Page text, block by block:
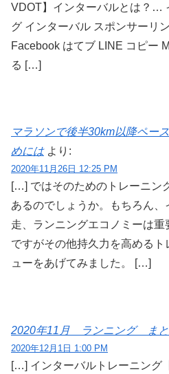
VDOT】インターバルとは？…
グ インターバル スポンサーリ
Facebook はてブ LINE コピー
る […]
マラソンで後半30km以降ペー
めには より:
2020年11月26日 12:25 PM
[…] ではそのためのトレーニン
あるのでしょうか。もちろん、
走、ランニングエコノミーは
ですがその他持久力を高める
ューをあげてみました。 […]
2020年11月 ランニング ま
2020年12月1日 1:00 PM
[…] インターバルトレーニング